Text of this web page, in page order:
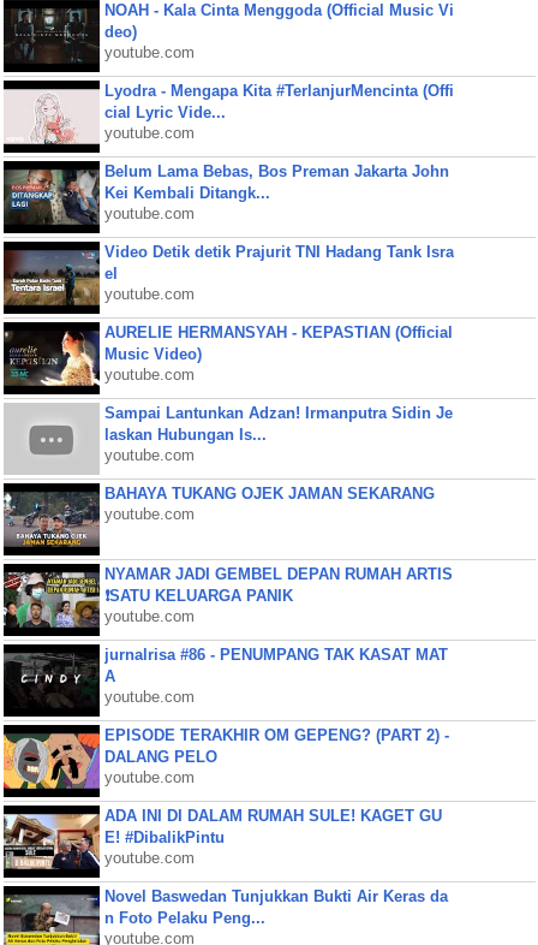
NOAH - Kala Cinta Menggoda (Official Music Vi
deo)
youtube.com
Lyodra - Mengapa Kita #TerlanjurMencinta (Offi
cial Lyric Vide...
youtube.com
Belum Lama Bebas, Bos Preman Jakarta John
Kei Kembali Ditangk...
youtube.com
Video Detik detik Prajurit TNI Hadang Tank Isra
el
youtube.com
AURELIE HERMANSYAH - KEPASTIAN (Official
Music Video)
youtube.com
Sampai Lantunkan Adzan! Irmanputra Sidin Je
laskan Hubungan Is...
youtube.com
BAHAYA TUKANG OJEK JAMAN SEKARANG
youtube.com
NYAMAR JADI GEMBEL DEPAN RUMAH ARTIS
❗SATU KELUARGA PANIK
youtube.com
jurnalrisa #86 - PENUMPANG TAK KASAT MAT
A
youtube.com
EPISODE TERAKHIR OM GEPENG? (PART 2) -
DALANG PELO
youtube.com
ADA INI DI DALAM RUMAH SULE! KAGET GU
E! #DibalikPintu
youtube.com
Novel Baswedan Tunjukkan Bukti Air Keras da
n Foto Pelaku Peng...
youtube.com